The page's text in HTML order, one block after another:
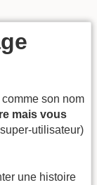
comme son nom
mais vous
utilisateur)
une histoire